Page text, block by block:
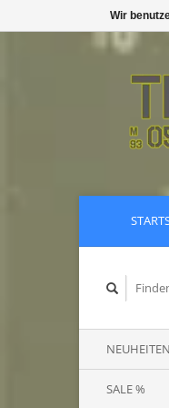
NEUHEITEN
SALE %
Wir